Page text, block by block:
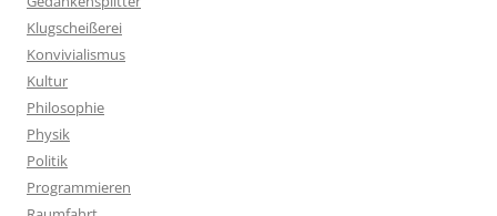
Klugscheißerei
Konvivialismus
Kultur
Philosophie
Physik
Politik
Programmieren